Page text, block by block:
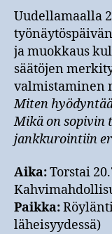
Uudellamaalla
ja muokkaus
säätöjen
valmistaminen
Miten
Mikä on sopivin
jankkurointiin
Aika:Torstai
Paikka:
läheisyydessä)